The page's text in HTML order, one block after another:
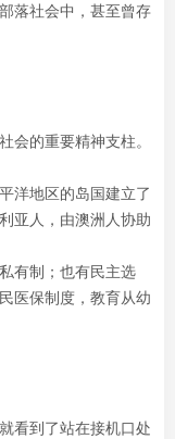
落社会中，甚至曾存
会的重要精神支柱。
洋地区的岛国建立了
亚人，由澳洲人协助
有制；也有民主选
医保制度，教育从幼
看到了站在接机口处